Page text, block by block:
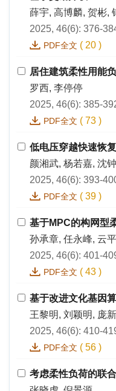
薛宇, 高博麟, 贺彬,
2025, 46(6): 376-
PDF全文 ( 20 )
居住建筑柔性用能
罗西, 李停停
2025, 46(6): 385-
PDF全文 ( 73 )
低电压穿越快速恢
颜湘武, 杨若嘉, 沈
2025, 46(6): 393-
PDF全文 ( 39 )
基于MPC的构网型
孙承章, 任永峰, 云
2025, 46(6): 401-
PDF全文 ( 43 )
基于改进文化基因
王黎明, 刘颖明, 庞
2025, 46(6): 410-
PDF全文 ( 56 )
考虑柔性负荷的联